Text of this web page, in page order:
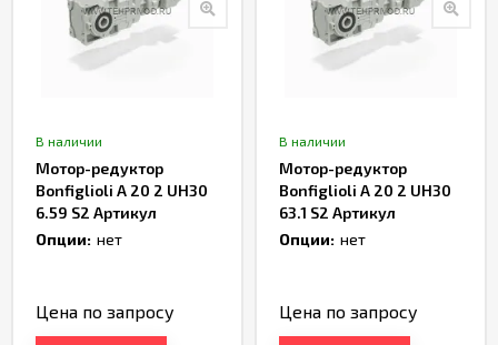
В наличии
Мотор-редуктор
Bonfiglioli A 20 2 UH30
6.59 S2 Артикул
TH233008
Опции: нет
Цена по запросу
В наличии
Мотор-редуктор
Bonfiglioli A 20 2 UH30
63.1 S2 Артикул
TH233010
Опции: нет
Цена по запросу